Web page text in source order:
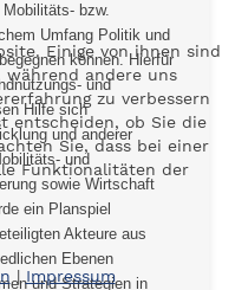
bzw.
Umfang Politik und
können. Hierfür
und
Hilfe sich
und anderer
und
sowie Wirtschaft
ein Planspiel
Akteure aus
Ebenen
und Strategien in
Einige von ihnen sind
andere uns
zu verbessern
entscheiden, ob Sie die
Sie, dass bei einer
Funktionalitäten der
| Impressum